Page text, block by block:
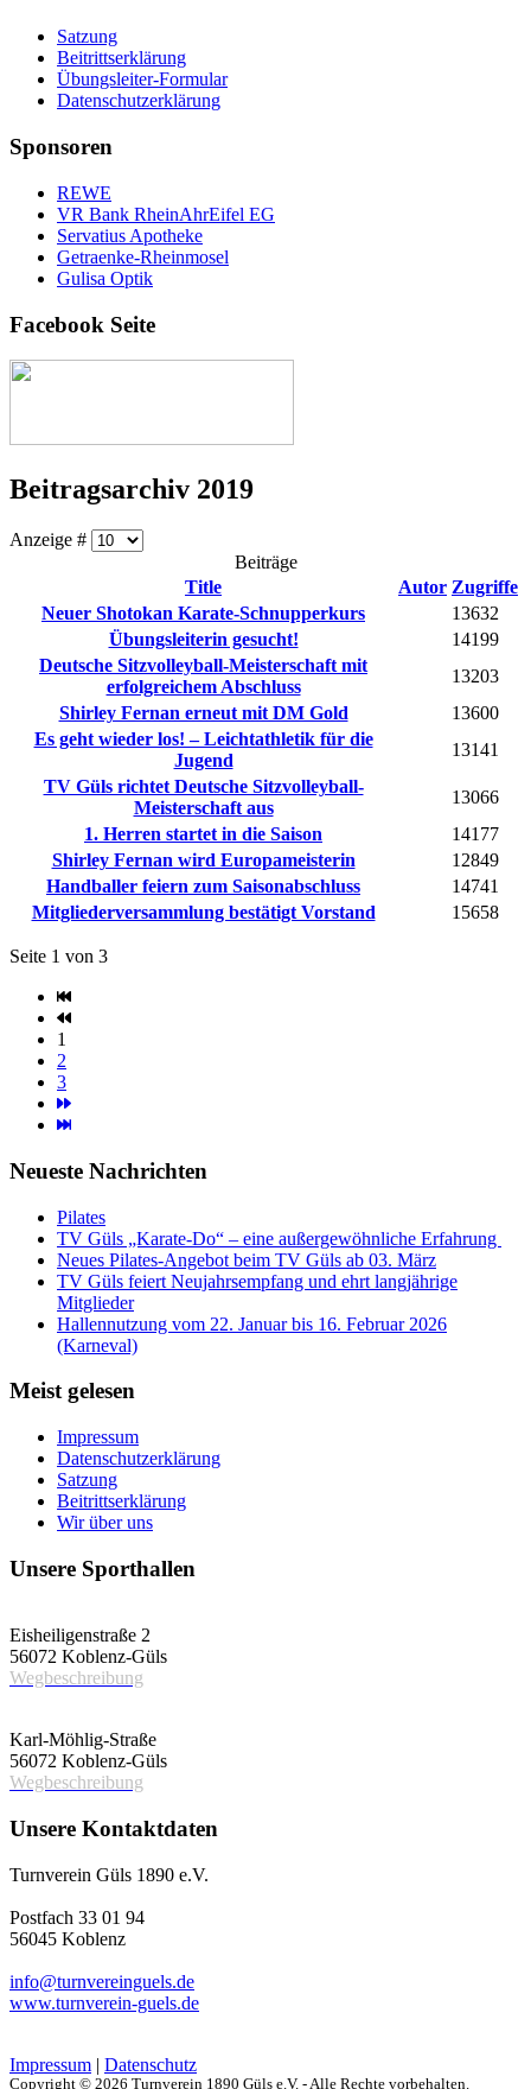
Satzung
Beitrittserklärung
Übungsleiter-Formular
Datenschutzerklärung
Sponsoren
REWE
VR Bank RheinAhrEifel EG
Servatius Apotheke
Getraenke-Rheinmosel
Gulisa Optik
Facebook Seite
Beitragsarchiv 2019
Anzeige #
Beiträge
Title
Autor Zugriffe
Neuer Shotokan Karate-Schnupperkurs
13632
Übungsleiterin gesucht!
14199
Deutsche Sitzvolleyball-Meisterschaft mit
erfolgreichem Abschluss
13203
Shirley Fernan erneut mit DM Gold
13600
Es geht wieder los! – Leichtathletik für die
Jugend
13141
TV Güls richtet Deutsche Sitzvolleyball-
Meisterschaft aus
13066
1. Herren startet in die Saison
14177
Shirley Fernan wird Europameisterin
12849
Handballer feiern zum Saisonabschluss
14741
Mitgliederversammlung bestätigt Vorstand
15658
Seite 1 von 3
1
2
3
Neueste Nachrichten
Pilates
TV Güls „Karate-Do“ – eine außergewöhnliche Erfahrung
Neues Pilates-Angebot beim TV Güls ab 03. März
TV Güls feiert Neujahrsempfang und ehrt langjährige
Mitglieder
Hallennutzung vom 22. Januar bis 16. Februar 2026
(Karneval)
Meist gelesen
Impressum
Datenschutzerklärung
Satzung
Beitrittserklärung
Wir über uns
Unsere Sporthallen
Eisheiligenstraße 2
56072 Koblenz-Güls
Wegbeschreibung
Karl-Möhlig-Straße
56072 Koblenz-Güls
Wegbeschreibung
Unsere Kontaktdaten
Turnverein Güls 1890 e.V.
Postfach 33 01 94
56045 Koblenz
info@turnvereinguels.de
www.turnverein-guels.de
Impressum | Datenschutz
Copyright © 2026 Turnverein 1890 Güls e.V. - Alle Rechte vorbehalten.